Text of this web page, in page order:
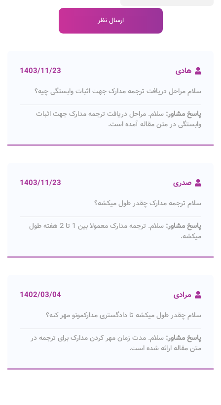
هادی 1403/11/23
سلام مراحل دریافت ترجمه مدارک جهت اثبات وابستگی چیه؟
پاسخ مشاور: سلام. مراحل دریافت ترجمه مدارک جهت اثبات
وابستگی در متن مقاله آمده است.
صدری 1403/11/23
سلام ترجمه مدارک چقدر طول میکشه؟
پاسخ مشاور:
سلام. ترجمه مدارک معمولا بین 1 تا 2 هفته طول
میکشه.
مرادی 1402/03/04
سلام چقدر طول میکشه تا دادگستری مدارکمونو مهر کنه؟
پاسخ مشاور: سلام. مدت زمان مهر کردن مدارک برای ترجمه در
متن مقاله ارائه شده است.